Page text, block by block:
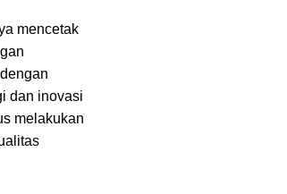
mencetak
dan inovasi
melakukan